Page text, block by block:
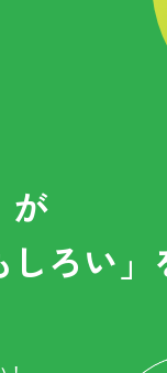
が
しろい